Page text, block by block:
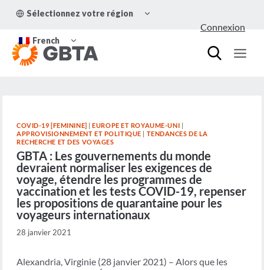
Sélectionnez votre région
LE
French
LE
MENU
ENFANT
Connexion
COVID-19 [FEMININE] |EUROPE ET ROYAUME-UNI |
APPROVISIONNEMENT ET POLITIQUE | TENDANCES DE LA
RECHERCHE ET DES VOYAGES
GBTA : Les gouvernements du monde
devraient normaliser les exigences de
voyage, étendre les programmes de
vaccination et les tests COVID-19, repenser
les propositions de quarantaine pour les
voyageurs internationaux
28 janvier 2021
Alexandria, Virginie (28 janvier 2021) – Alors que les